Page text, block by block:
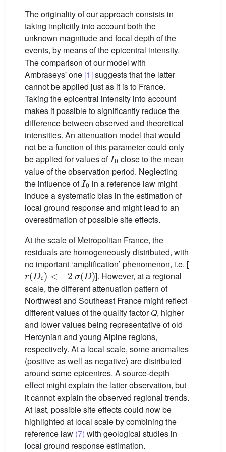
The originality of our approach consists in
taking implicitly into account both the
unknown magnitude and focal depth of the
events, by means of the epicentral intensity.
The comparison of our model with
Ambraseys' one [1]suggests that the latter
cannot be applied just as it is to France.
Taking the epicentral intensity into account
makes it possible to significantly reduce the
difference between observed and theoretical
intensities. An attenuation model that would
not be a function of this parameter could only
be applied for values of
I0
close to the mean
value of the observation period. Neglecting
the influence of
I0
in a reference law might
induce a systematic bias in the estimation of
local ground response and might lead to an
overestimation of possible site effects.
At the scale of Metropolitan France, the
residuals are homogeneously distributed, with
no important ‘amplification’ phenomenon, i.e. [
r(Di)<−2σ(D)
]. However, at a regional
scale, the different attenuation pattern of
Northwest and Southeast France might reflect
different values of the quality factorQ, higher
and lower values being representative of old
Hercynian and young Alpine regions,
respectively. At a local scale, some anomalies
(positive as well as negative) are distributed
around some epicentres. A source-depth
effect might explain the latter observation, but
it cannot explain the observed regional trends.
At last, possible site effects could now be
highlighted at local scale by combining the
reference law (7) with geological studies in
local ground response estimation.